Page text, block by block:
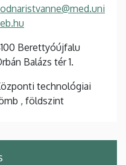
Berettyóújfalu
Balázs tér 1.
technológiai
, földszint